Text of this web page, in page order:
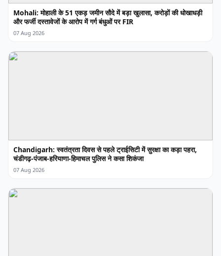
Mohali: मोहाली के 51 एकड़ जमीन सौदे में बड़ा खुलासा, करोड़ों की धोखाधड़ी
और फर्जी दस्तावेजों के आरोप में गर्ग बंधुओं पर FIR
07 Aug 2026
Chandigarh: स्वतंत्रता दिवस से पहले ट्राईसिटी में सुरक्षा का कड़ा पहरा,
चंडीगढ़-पंजाब-हरियाणा-हिमाचल पुलिस ने कसा शिकंजा
07 Aug 2026